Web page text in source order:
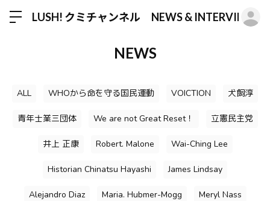
LUSH! クミチャンネル NEWS & INTERVIEW
NEWS
ALL WHOから命を守る国民運動 VOICTION 犬飼淳
青年士業三団体 We are not Great Reset！ 立憲民主党
井上 正康 Robert. Malone Wai-Ching Lee
Historian Chinatsu Hayashi James Lindsay
Alejandro Diaz Maria. Hubmer-Mogg Meryl Nass